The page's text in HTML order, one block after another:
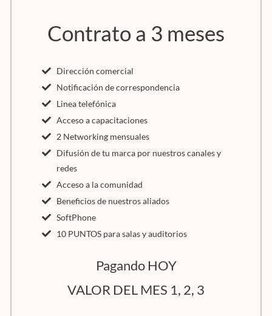
Contrato a 3 meses
Dirección comercial
Notificación de correspondencia
Linea telefónica
Acceso a capacitaciones
2 Networking mensuales
Difusión de tu marca por nuestros canales y
redes
Acceso a la comunidad
Beneficios de nuestros aliados
SoftPhone
10 PUNTOS para salas y auditorios
Pagando HOY
VALOR DEL MES 1, 2, 3